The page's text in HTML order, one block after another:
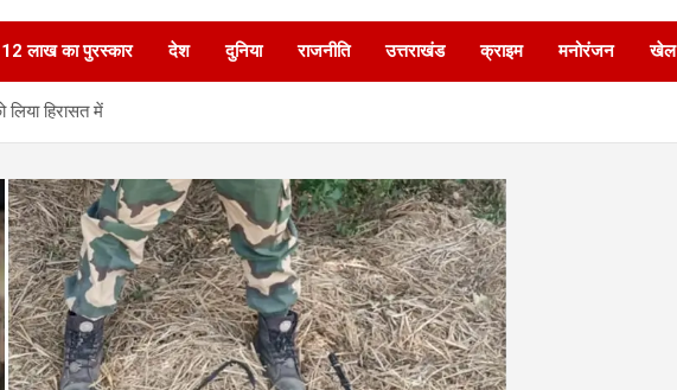
12 लाख का पुरस्कार देश दुनिया राजनीति उत्तराखंड क्राइम मनोरंजन खेल
हिरासत में